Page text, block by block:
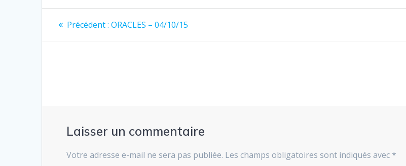
Navigation
de
Précédent : Article
ORACLES – 04/10/15
Laisser un commentaire
Votre adresse e-mail ne sera pas publiée. Les champs obligatoires sont indiqués avec *